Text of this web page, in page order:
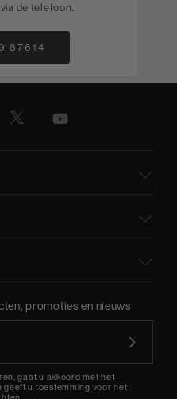
via de telefoon.
87614
promoties en nieuws
gaat u akkoord met het
geeft u toestemming voor het